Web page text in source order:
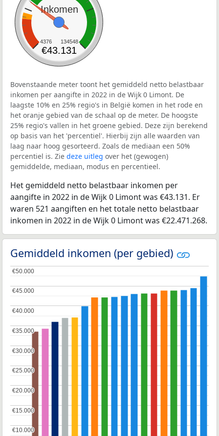
Inkomen
4376 134548
€43.131
Bovenstaande meter toont het gemiddeld netto belastbaar
inkomen per aangifte in 2022 in de Wijk 0 Limont. De
laagste 10% en 25% regio's in België komen in het rode en
het oranje gebied van de schaal op de meter. De hoogste
25% regio's vallen in het groene gebied. Deze zijn berekend
op basis van het 'percentiel'. Hierbij zijn alle waarden van
laag naar hoog gesorteerd. Zoals de mediaan een 50%
percentiel is. Zie deze uitleg over het (gewogen)
gemiddelde, mediaan, modus en percentieel.
Het gemiddeld netto belastbaar inkomen per
aangifte in 2022 in de Wijk 0 Limont was €43.131. Er
waren 521 aangiften en het totale netto belastbaar
inkomen in 2022 in de Wijk 0 Limont was €22.471.268.
Gemiddeld inkomen (per gebied)
€10.000
€10.000
€15.000
€15.000
€20.000
€20.000
€25.000
€25.000
€30.000
€30.000
€35.000
€35.000
€40.000
€40.000
€45.000
€45.000
€50.000
€50.000